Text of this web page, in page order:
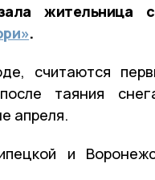
жительница
.
считаются
таяния
апреля.
и